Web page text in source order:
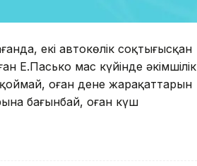
екі автокөлік соқтығысқан
Е.Пасько мас күйінде әкімшілік
оған дене жарақаттарын
бағынбай, оған күш